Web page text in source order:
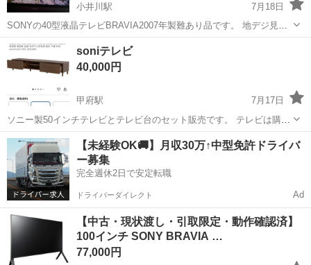
小井川駅
7月18日
SONYの40型液晶テレビBRAVIA2007年製難あり品です。 地デジ見れ
ません。チューナー死んでいます。 40インチのパソコンのモニターに
いかがでしょうか。 HDMI二つプラスRGB端子もあるのでHDMIのな
い...
山梨 甲府市
soniテレビ
40,000円
甲府駅
7月17日
ソニー製50インチテレビとテレビ台のセット販売です。 テレビは購入
後、ほとんど使用しておらず、状態はとても良好です。不具合はな
く、正常に動作します。 テレビ台もセットでお譲りします。 ご興味の
ある方はお気軽にお問い合わ...
山梨 甲府市 甲府駅 テレビ
【未経験OK🚚】月収30万↑中型免許ドライバ
ー募集
完全週休2日で安定転職
ドライバーダイレクト Ad
【中古・現状渡し・引取限定・動作確認済】
100インチ SONY BRAVIA …
77,000円